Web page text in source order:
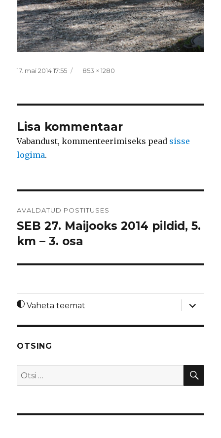
Postitatud
17. mai 2014 17:55 Täissuurus
853 × 1280
Lisa kommentaar
Vabandust, kommenteerimiseks pead sisse
logima.
AVALDATUD POSTITUSES
SEB 27. Maijooks 2014 pildid, 5.
km – 3. osa
Vaheta teemat
laienda
OTSING
Otsi: